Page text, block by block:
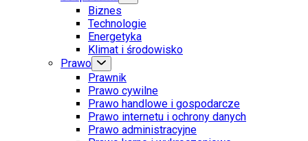
Biznes
Technologie
Energetyka
Klimat i środowisko
Prawo
Prawnik
Prawo cywilne
Prawo handlowe i gospodarcze
Prawo internetu i ochrony danych
Prawo administracyjne